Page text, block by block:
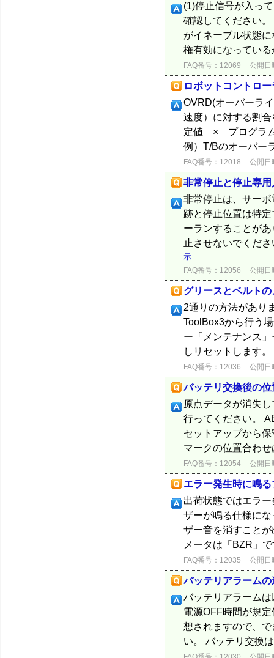
(1)停止信号が入っ
確認してください
がイネーブル状態
権有効になってい
FAQ番号：12069 公開日
ロボットコントロ
OVRD(オーバーラ
速度）に対する割
定値 × プログラム
例）T/Bのオーバー
FAQ番号：12018 公開日
非常停止と停止専
非常停止は、サー
跡と停止位置は特
ーランすることが
止させないでくだ
示
FAQ番号：12056 公開日
グリースとベルト
2通りの方法があり
ToolBox3から行う
ー「メンテナンス
しリセットします
FAQ番号：12036 公開日
バッテリ交換後の位
原点データが消失
行ってください。
セットアップから
マークの位置合わ
FAQ番号：12054 公開日
エラー発生時に鳴
出荷状態ではエラ
ザーが鳴る仕様に
ザー音を消すこと
メータは「BZR」
FAQ番号：12035 公開日
バッテリアラーム
バッテリアラーム
電源OFF時間が規
想されますので、
い。 バッテリ交換